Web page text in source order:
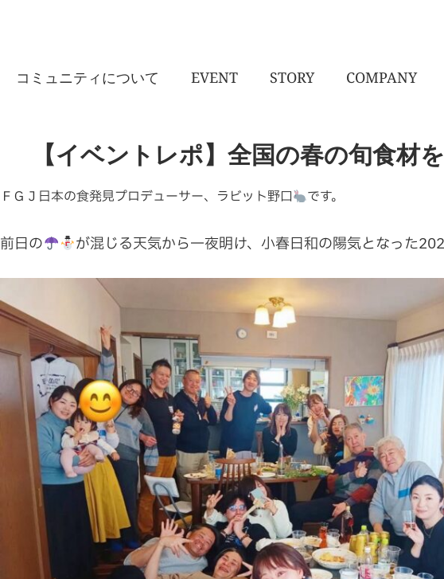
コミュニティについて EVENT STORY COMPANY
【イベントレポ】全国の春の旬食材
ＦＧＪ日本の食発見プロデューサー、ラビット野口 です。
前日の が混じる天気から一夜明け、小春日和の陽気となった